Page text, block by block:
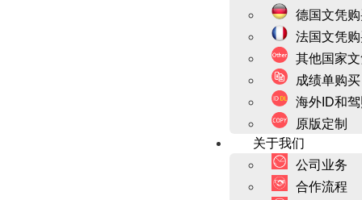
德国文凭
法国文凭
其他国家
成绩单购买
海外ID和驾
原版定制
关于我们
公司业务
合作流程